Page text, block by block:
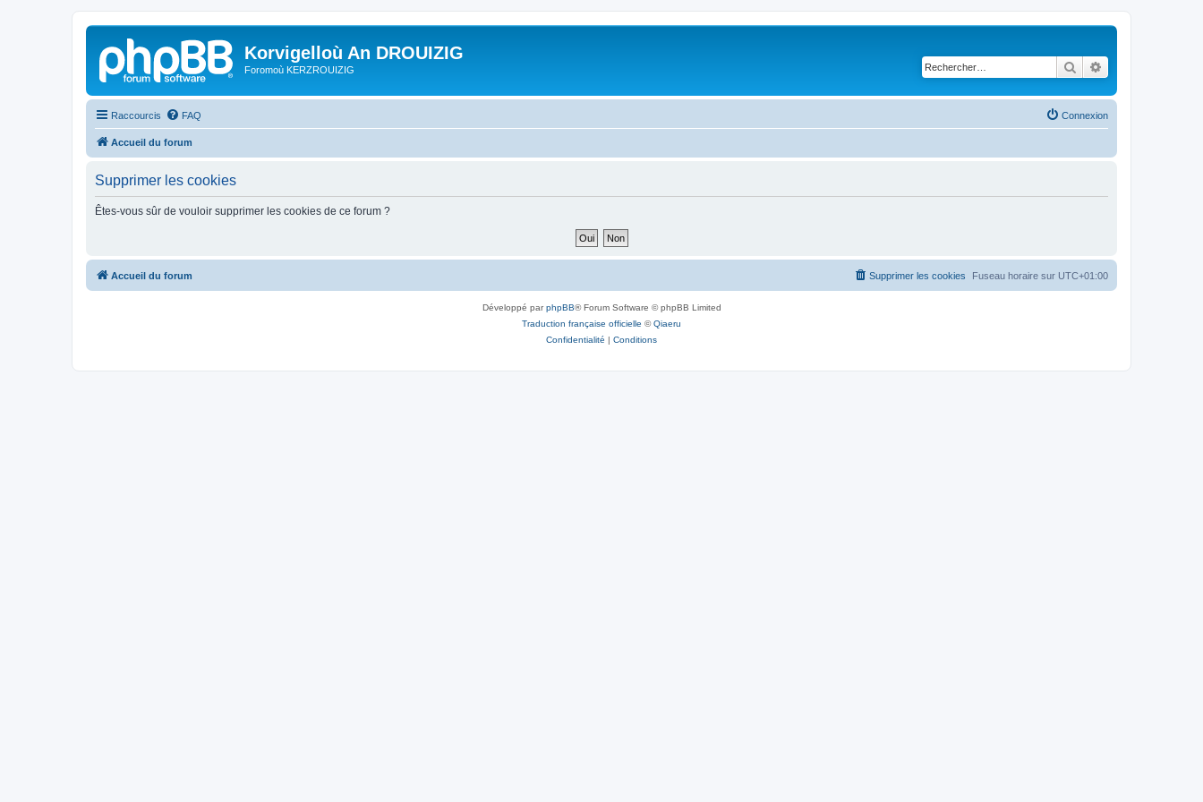
Korvigelloù An DROUIZIG
Foromoù KERZROUIZIG Rechercher
Raccourcis FAQ Connexion
Accueil du forum
Supprimer les cookies
Êtes-vous sûr de vouloir supprimer les cookies de ce forum ?
Accueil du forum Fuseau horaire sur UTC+01:00
Supprimer les cookies
Développé parphpBB® Forum Software © phpBB Limited
Traduction française officielle ©Qiaeru
Confidentialité | Conditions